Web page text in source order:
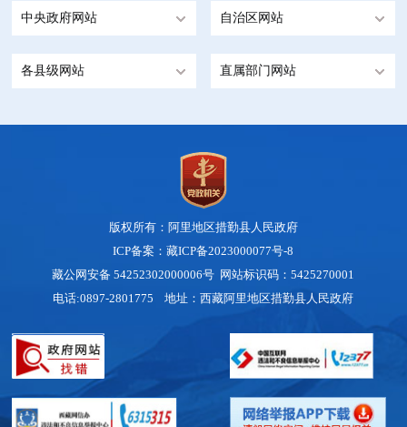
中央政府网站 自治区网站
各县级网站 直属部门网站
版权所有：阿里地区措勤县人民政府
ICP备案：藏ICP备2023000077号-8
藏公网安备 54252302000006号 网站标识码：5425270001
电话:0897-2801775 地址：西藏阿里地区措勤县人民政府